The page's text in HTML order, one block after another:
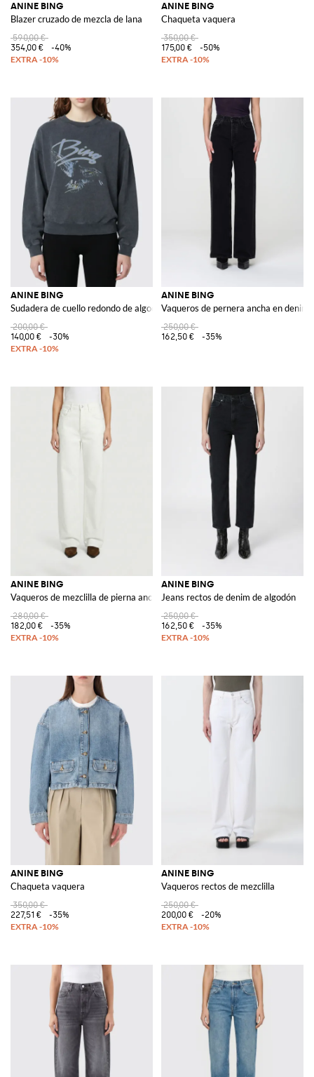
ANINE BING
Blazer cruzado de mezcla de lana
590,00 €
354,00 €
-40%
ANINE BING
Chaqueta vaquera
350,00 €
175,00 €
-50%
ANINE BING
Sudadera de cuello redondo de algodón con estampado de logo
200,00 €
140,00 €
-30%
ANINE BING
Vaqueros de pernera ancha en denim
250,00 €
162,50 €
-35%
ANINE BING
Vaqueros de mezclilla de pierna ancha
280,00 €
182,00 €
-35%
ANINE BING
Jeans rectos de denim de algodón
250,00 €
162,50 €
-35%
ANINE BING
Chaqueta vaquera
350,00 €
227,51 €
-35%
ANINE BING
Vaqueros rectos de mezclilla
250,00 €
200,00 €
-20%